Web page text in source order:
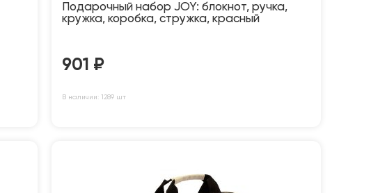
Подарочный набор JOY: блокнот, ручка,
кружка, коробка, стружка, красный
901 ₽
В наличии: 1289 шт